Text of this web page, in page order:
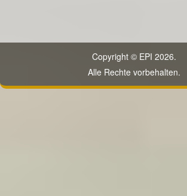
Copyright © EPI 2026.
Alle Rechte vorbehalten.